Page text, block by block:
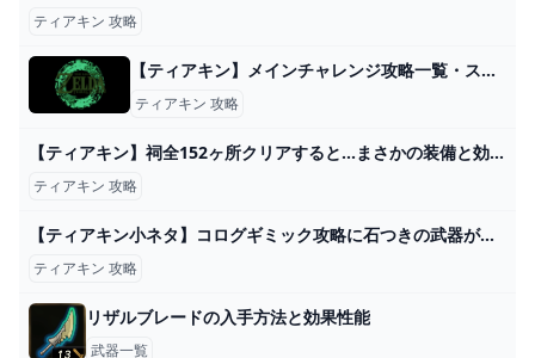
ティアキン 攻略
【ティアキン】メインチャレンジ攻略一覧・ストーリー攻略【ゼルダの伝説ティアーズオブザキングダム】 - SAMURAI GAMERS
ティアキン 攻略
【ティアキン】祠全152ヶ所クリアすると...まさかの装備と効果!!!【ティアーズオブザキングダム 古の勇者の魂】 - YouTube
ティアキン 攻略
【ティアキン小ネタ】コログギミック攻略に石つきの武器が使える！【ゼルダの伝説】 - GAME Watch
ティアキン 攻略
リザルブレードの入手方法と効果性能
武器一覧